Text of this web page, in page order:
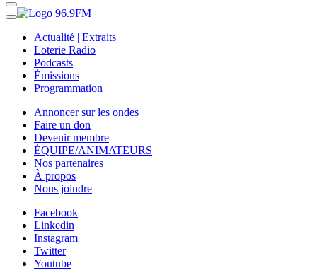
Actualité | Extraits
Loterie Radio
Podcasts
Émissions
Programmation
Annoncer sur les ondes
Faire un don
Devenir membre
ÉQUIPE/ANIMATEURS
Nos partenaires
À propos
Nous joindre
Facebook
Linkedin
Instagram
Twitter
Youtube